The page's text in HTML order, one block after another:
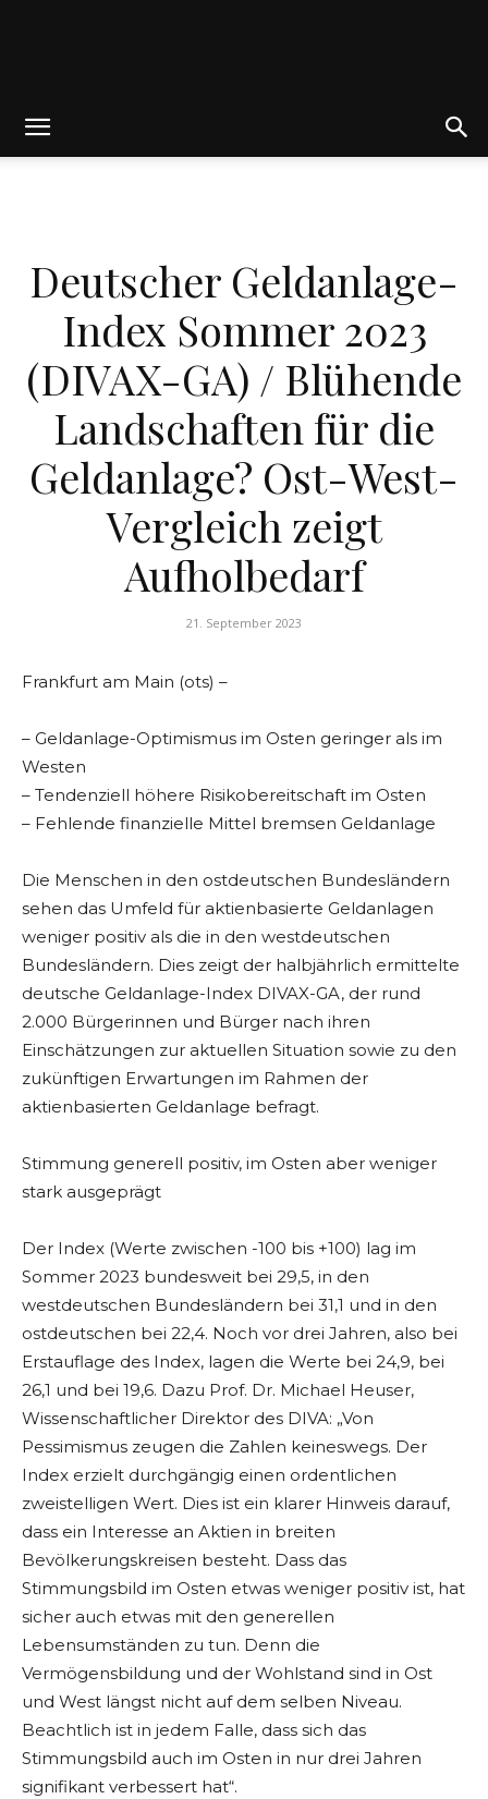
Weik
Deutscher Geldanlage-
Index Sommer 2023
(DIVAX-GA) / Blühende
Landschaften für die
Geldanlage? Ost-West-
Vergleich zeigt
Aufholbedarf
21. September 2023
Frankfurt am Main (ots) –
– Geldanlage-Optimismus im Osten geringer als im
Westen
– Tendenziell höhere Risikobereitschaft im Osten
– Fehlende finanzielle Mittel bremsen Geldanlage
Die Menschen in den ostdeutschen Bundesländern
sehen das Umfeld für aktienbasierte Geldanlagen
weniger positiv als die in den westdeutschen
Bundesländern. Dies zeigt der halbjährlich ermittelte
deutsche Geldanlage-Index DIVAX-GA, der rund
2.000 Bürgerinnen und Bürger nach ihren
Einschätzungen zur aktuellen Situation sowie zu den
zukünftigen Erwartungen im Rahmen der
aktienbasierten Geldanlage befragt.
Stimmung generell positiv, im Osten aber weniger
stark ausgeprägt
Der Index (Werte zwischen -100 bis +100) lag im
Sommer 2023 bundesweit bei 29,5, in den
westdeutschen Bundesländern bei 31,1 und in den
ostdeutschen bei 22,4. Noch vor drei Jahren, also bei
Erstauflage des Index, lagen die Werte bei 24,9, bei
26,1 und bei 19,6. Dazu Prof. Dr. Michael Heuser,
Wissenschaftlicher Direktor des DIVA: „Von
Pessimismus zeugen die Zahlen keineswegs. Der
Index erzielt durchgängig einen ordentlichen
zweistelligen Wert. Dies ist ein klarer Hinweis darauf,
dass ein Interesse an Aktien in breiten
Bevölkerungskreisen besteht. Dass das
Stimmungsbild im Osten etwas weniger positiv ist, hat
sicher auch etwas mit den generellen
Lebensumständen zu tun. Denn die
Vermögensbildung und der Wohlstand sind in Ost
und West längst nicht auf dem selben Niveau.
Beachtlich ist in jedem Falle, dass sich das
Stimmungsbild auch im Osten in nur drei Jahren
signifikant verbessert hat“.